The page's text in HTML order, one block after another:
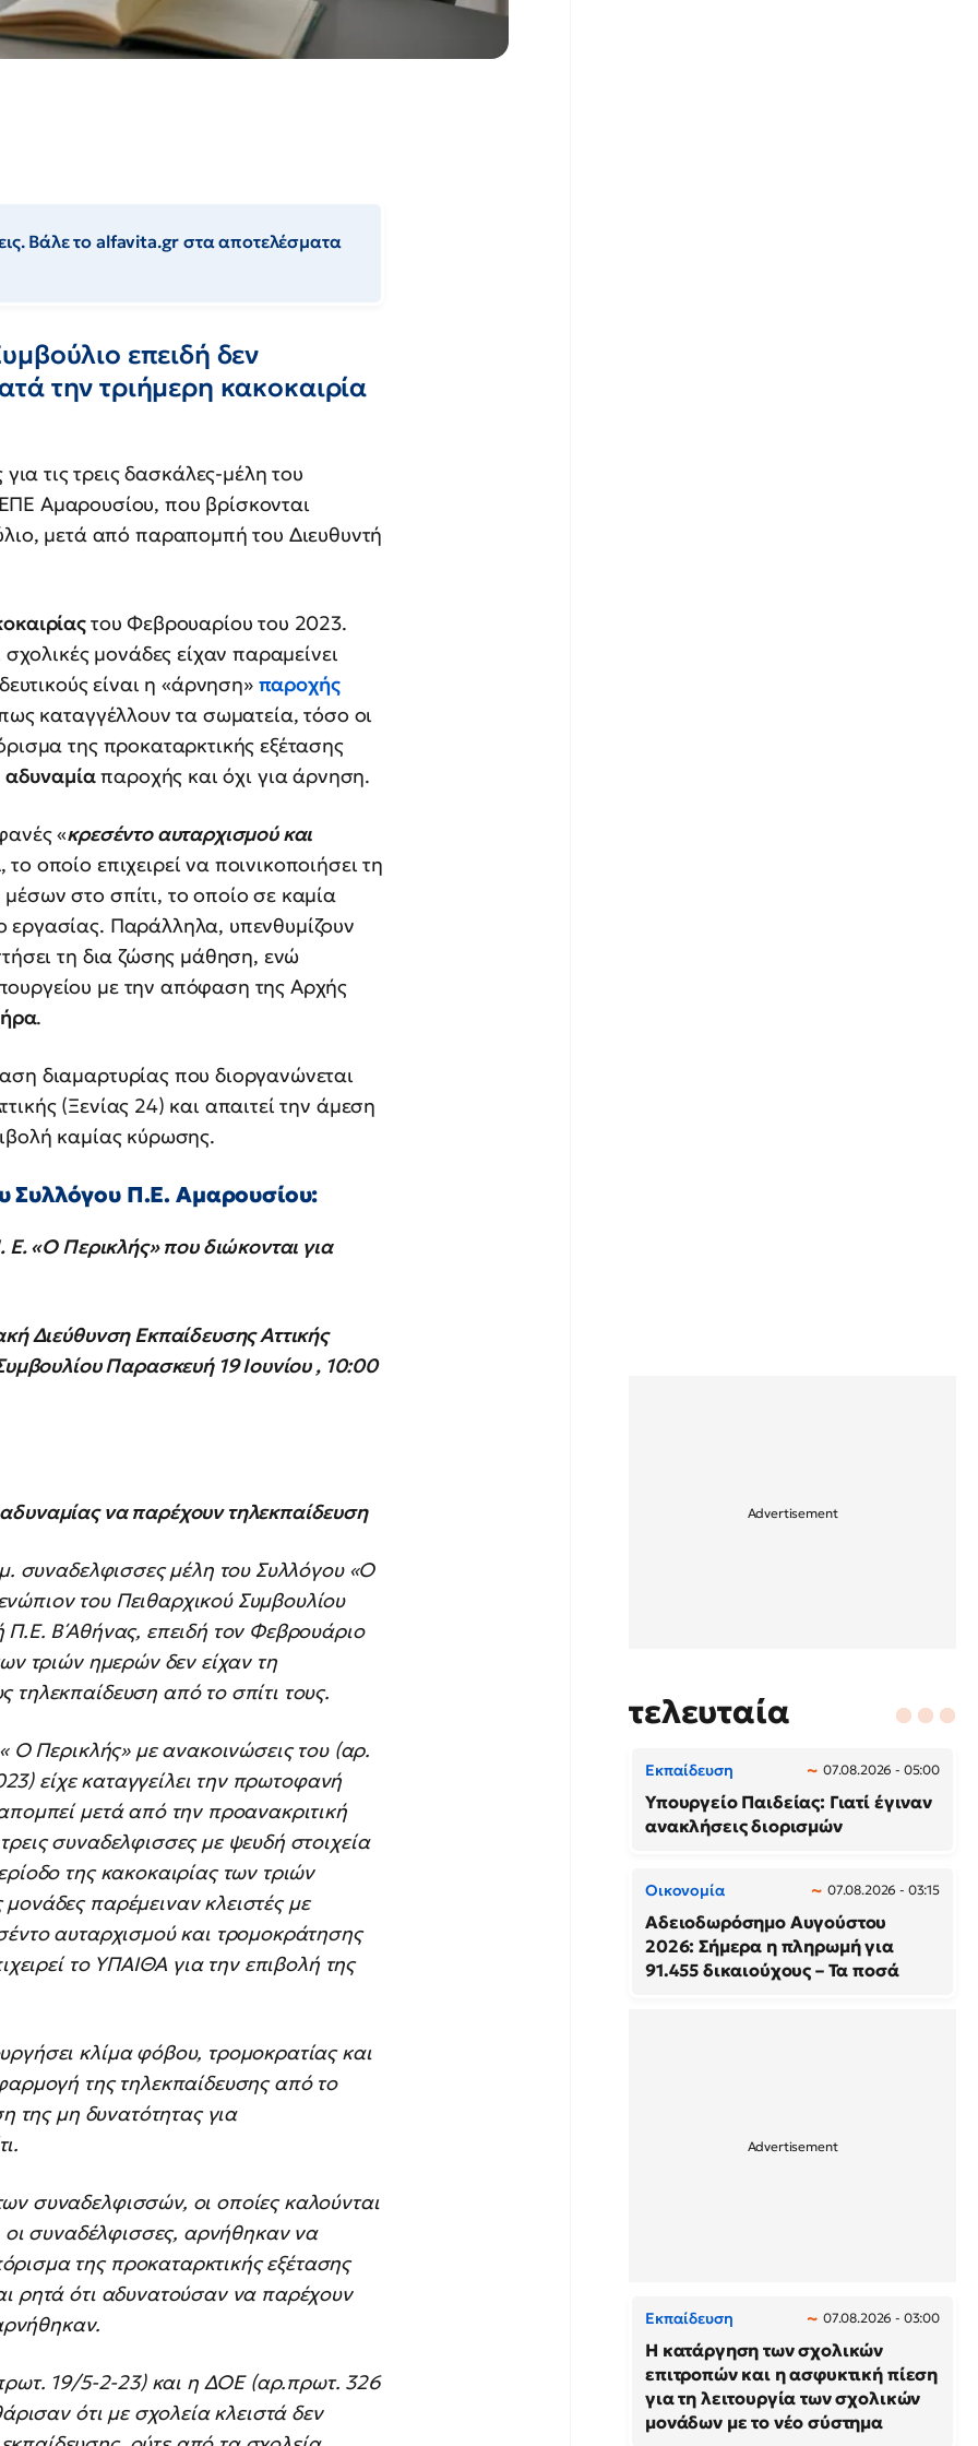
Βάλε το alfavita.gr στα αποτελέσματα
επειδή δεν
την τριήμερη κακοκαιρία
τις τρεις δασκάλες-μέλη του
Αμαρουσίου, που βρίσκονται
μετά από παραπομπή του Διευθυντή
του Φεβρουαρίου του 2023.
μονάδες είχαν παραμείνει
είναι η «άρνηση» παροχής
καταγγέλλουν τα σωματεία, τόσο οι
της προκαταρκτικής εξέτασης
αδυναμίαπαροχής και όχι για άρνηση.
«κρεσέντο αυταρχισμού και
οποίο επιχειρεί να ποινικοποιήσει τη
στο σπίτι, το οποίο σε καμία
Παράλληλα, υπενθυμίζουν
τη δια ζώσης μάθηση, ενώ
με την απόφαση της Αρχής
.
διαμαρτυρίας που διοργανώνεται
(Ξενίας 24) και απαιτεί την άμεση
καμίας κύρωσης.
Συλλόγου Π.Ε. Αμαρουσίου:
«Ο Περικλής» που διώκονται για
Διεύθυνση Εκπαίδευσης Αττικής
Παρασκευή 19 Ιουνίου , 10:00
να παρέχουν τηλεκπαίδευση
συναδελφισσες μέλη του Συλλόγου «Ο
του Πειθαρχικού Συμβουλίου
Β΄Αθήνας, επειδή τον Φεβρουάριο
τριών ημερών δεν είχαν τη
από το σπίτι τους.
Περικλής» με ανακοινώσεις του (αρ.
είχε καταγγείλει την πρωτοφανή
μετά από την προανακριτική
συναδελφισσες με ψευδή στοιχεία
της κακοκαιρίας των τριών
παρέμειναν κλειστές με
αυταρχισμού και τρομοκράτησης
το ΥΠΑΙΘΑ για την επιβολή της
κλίμα φόβου, τρομοκρατίας και
της τηλεκπαίδευσης από το
της μη δυνατότητας για
συναδελφισσών, οι οποίες καλούνται
οι συναδέλφισσες, αρνήθηκαν να
της προκαταρκτικής εξέτασης
ρητά ότι αδυνατούσαν να παρέχουν
19/5-2-23) και η ΔΟΕ (αρ.πρωτ. 326
ότι με σχολεία κλειστά δεν
τελευταία
Εκπαίδευση 07.08.2026 - 05:00
Υπουργείο Παιδείας: Γιατί έγιναν
ανακλήσεις διορισμών
Οικονομία 07.08.2026 - 03:15
Αδειοδωρόσημο Αυγούστου
2026: Σήμερα η πληρωμή για
91.455 δικαιούχους – Τα ποσά
Εκπαίδευση 07.08.2026 - 03:00
Η κατάργηση των σχολικών
επιτροπών και η ασφυκτική πίεση
για τη λειτουργία των σχολικών
μονάδων με το νέο σύστημα